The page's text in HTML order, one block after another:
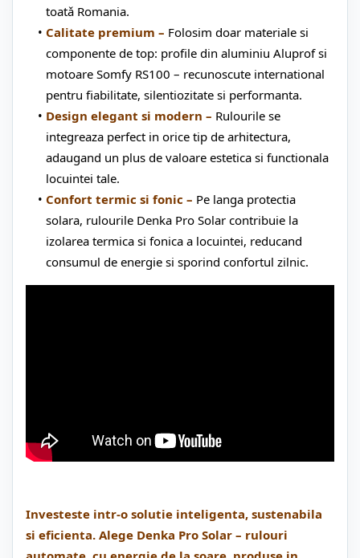
toatǎ Romania.
Calitate premium – Folosim doar materiale si
componente de top: profile din aluminiu Aluprof si
motoare Somfy RS100 – recunoscute international
pentru fiabilitate, silentiozitate si performanta.
Design elegant si modern – Rulourile se
integreaza perfect in orice tip de arhitectura,
adaugand un plus de valoare estetica si functionala
locuintei tale.
Confort termic si fonic – Pe langa protectia
solara, rulourile Denka Pro Solar contribuie la
izolarea termica si fonica a locuintei, reducand
consumul de energie si sporind confortul zilnic.
Investeste intr-o solutie inteligenta, sustenabila
si eficienta. Alege Denka Pro Solar – rulouri